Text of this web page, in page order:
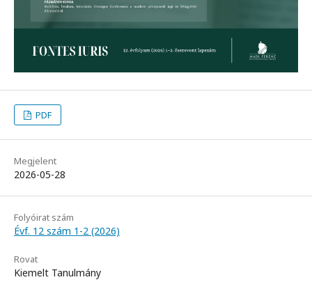
PDF
Megjelent
2026-05-28
Folyóirat szám
Évf. 12 szám 1-2 (2026)
Rovat
Kiemelt Tanulmány